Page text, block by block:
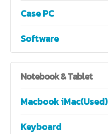
Case PC
Software
Notebook& Tablet
Macbook iMac(Used)
Keyboard